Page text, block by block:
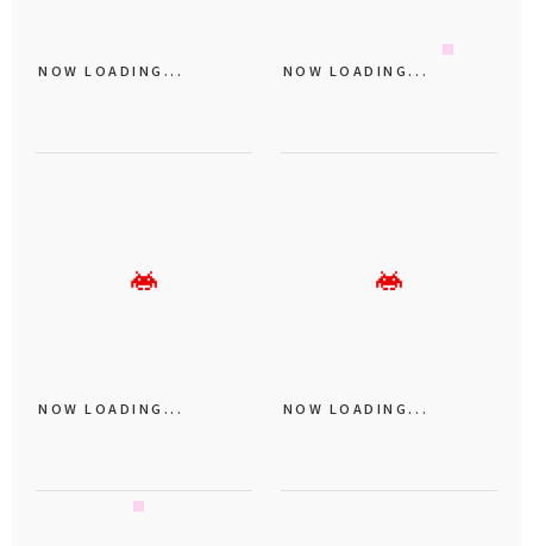
NOW LOADING... NOW LOADING...
NOW LOADING... NOW LOADING...